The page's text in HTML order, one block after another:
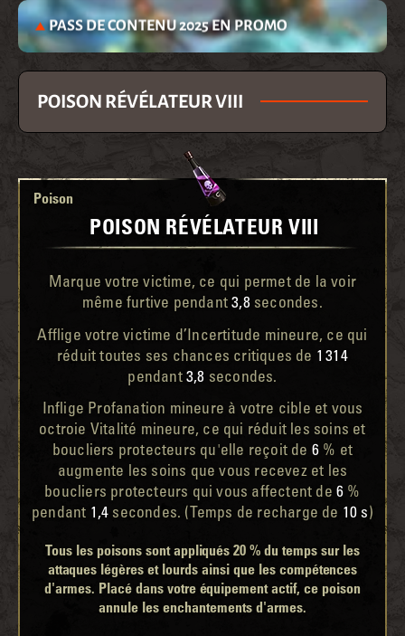
PASS DE CONTENU 2025 EN PROMO
POISON RÉVÉLATEUR VIII
Poison
POISON RÉVÉLATEUR VIII
Marque votre victime, ce qui permet de la voir
même furtive pendant3,8 secondes.
Afflige votre victime d’Incertitude mineure, ce qui
réduit toutes ses chances critiques de 1 314
pendant 3,8 secondes.
Inflige Profanation mineure à votre cible et vous
octroie Vitalité mineure, ce qui réduit les soins et
boucliers protecteurs qu'elle reçoit de 6 % et
augmente les soins que vous recevez et les
boucliers protecteurs qui vous affectent de6 %
pendant 1,4 secondes. (Temps de recharge de 10 s)
Tous les poisons sont appliqués 20 % du temps sur les
attaques légères et lourds ainsi que les compétences
d'armes. Placé dans votre équipement actif, ce poison
annule les enchantements d'armes.